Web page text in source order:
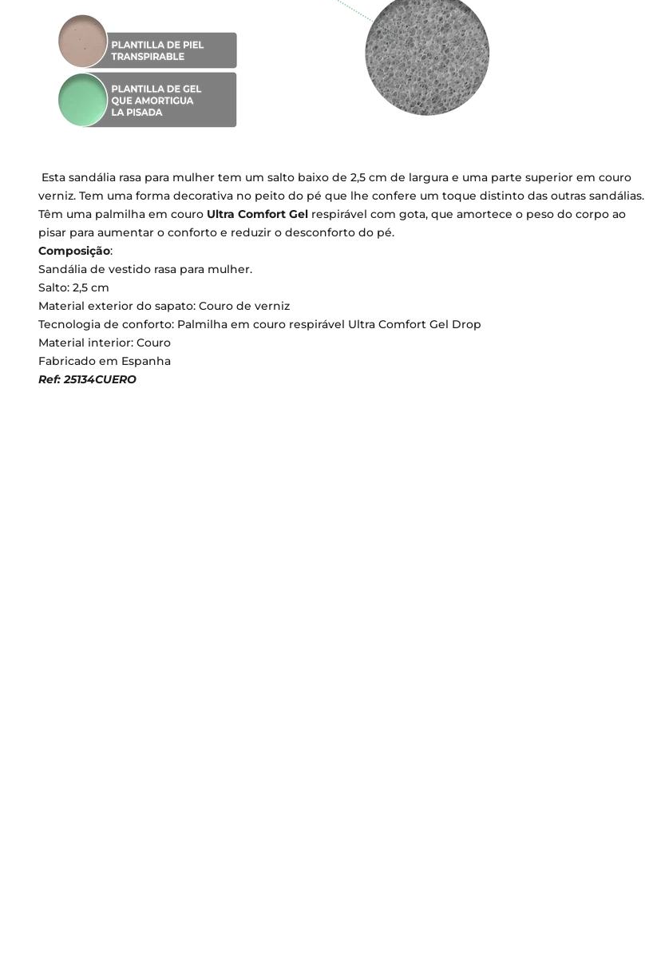
Esta sandália rasa para mulher tem um salto baixo de 2,5 cm de largura e uma parte superior em couro
verniz. Tem uma forma decorativa no peito do pé que lhe confere um toque distinto das outras sandálias.
Têm uma palmilha em couro Ultra Comfort Gel respirável com gota, que amortece o peso do corpo ao
pisar para aumentar o conforto e reduzir o desconforto do pé.
Composição:
Sandália de vestido rasa para mulher.
Salto: 2,5 cm
Material exterior do sapato: Couro de verniz
Tecnologia de conforto: Palmilha em couro respirável Ultra Comfort Gel Drop
Material interior: Couro
Fabricado em Espanha
Ref: 25134CUERO